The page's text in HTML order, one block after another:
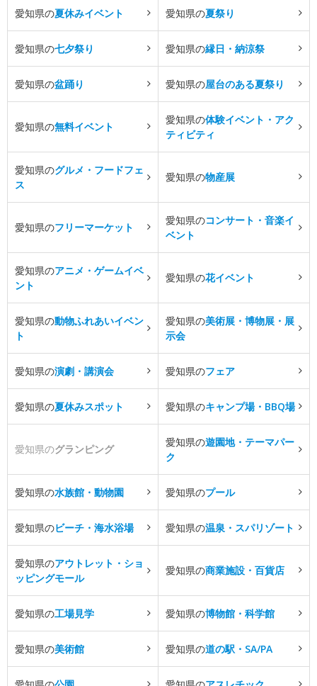
愛知県の夏休みイベント 愛知県の夏祭り
愛知県の七夕祭り 愛知県の縁日・納涼祭
愛知県の盆踊り 愛知県の屋台のある夏祭り
愛知県の無料イベント
愛知県の体験イベント・アク
ティビティ
愛知県のグルメ・フードフェ
ス
愛知県の物産展
愛知県のフリーマーケット
愛知県のコンサート・音楽イ
ベント
愛知県のアニメ・ゲームイベ
ント
愛知県の花イベント
愛知県の動物ふれあいイベン
ト
愛知県の美術展・博物展・展
示会
愛知県の演劇・講演会 愛知県のフェア
愛知県の夏休みスポット 愛知県のキャンプ場・BBQ場
愛知県のグランピング
愛知県の遊園地・テーマパー
ク
愛知県の水族館・動物園 愛知県のプール
愛知県のビーチ・海水浴場 愛知県の温泉・スパリゾート
愛知県のアウトレット・ショ
ッピングモール
愛知県の商業施設・百貨店
愛知県の工場見学 愛知県の博物館・科学館
愛知県の美術館 愛知県の道の駅・SA/PA